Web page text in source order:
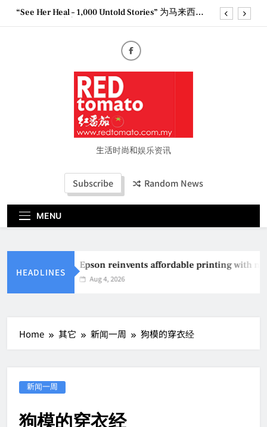
Skip“See Her Heal – 1,000 Untold Stories” 为马来西亚
Epson reinvents affordable printing with next-
generation EcoTank Series
Couture Fashion Week Malaysia 2026– Press
“See Her Heal – 1,000 Untold Stories” 为马来西亚
妈妈提供分享剖腹产复原历程的空间
2026 全国房地产大奖创历史纪录 见证马来西亚房
地产经纪行业蓬勃发展生活时尚和娱乐资讯
Subscribe Random News
MENU
HEADLINES
Epson reinvents affordable printing with
Aug 4, 2026
Home 其它 新闻一周 狗模的穿衣经
新闻一周
狗模的穿衣经